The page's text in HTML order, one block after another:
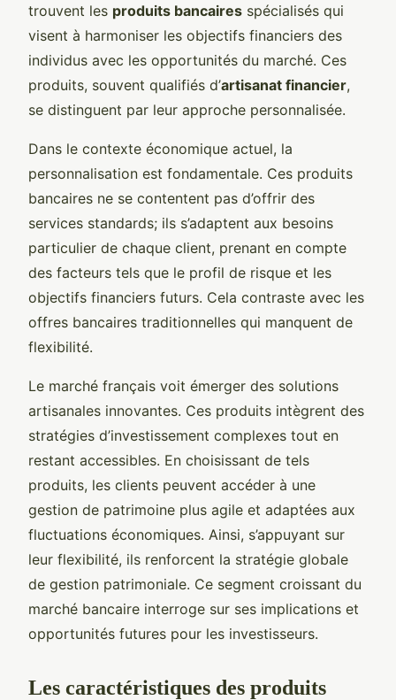
trouvent les produits bancaires spécialisés qui
visent à harmoniser les objectifs financiers des
individus avec les opportunités du marché. Ces
produits, souvent qualifiés d’artisanat financier,
se distinguent par leur approche personnalisée.
Dans le contexte économique actuel, la
personnalisation est fondamentale. Ces produits
bancaires ne se contentent pas d’offrir des
services standards; ils s’adaptent aux besoins
particulier de chaque client, prenant en compte
des facteurs tels que le profil de risque et les
objectifs financiers futurs. Cela contraste avec les
offres bancaires traditionnelles qui manquent de
flexibilité.
Le marché français voit émerger des solutions
artisanales innovantes. Ces produits intègrent des
stratégies d’investissement complexes tout en
restant accessibles. En choisissant de tels
produits, les clients peuvent accéder à une
gestion de patrimoine plus agile et adaptées aux
fluctuations économiques. Ainsi, s’appuyant sur
leur flexibilité, ils renforcent la stratégie globale
de gestion patrimoniale. Ce segment croissant du
marché bancaire interroge sur ses implications et
opportunités futures pour les investisseurs.
Les caractéristiques des produits